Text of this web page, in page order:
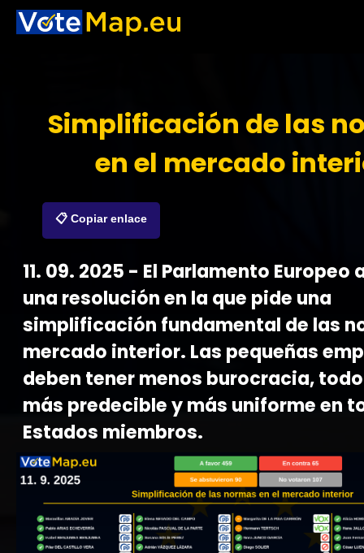
Simplificación de las
en el mercado
📋 Copiar enlace
11. 09. 2025 - El Parlamento Europeo
una resolución en la que pide una
simplificación fundamental de las
mercado interior. Las pequeñas
deben tener menos burocracia,
más predecible y más uniforme en
Estados miembros.